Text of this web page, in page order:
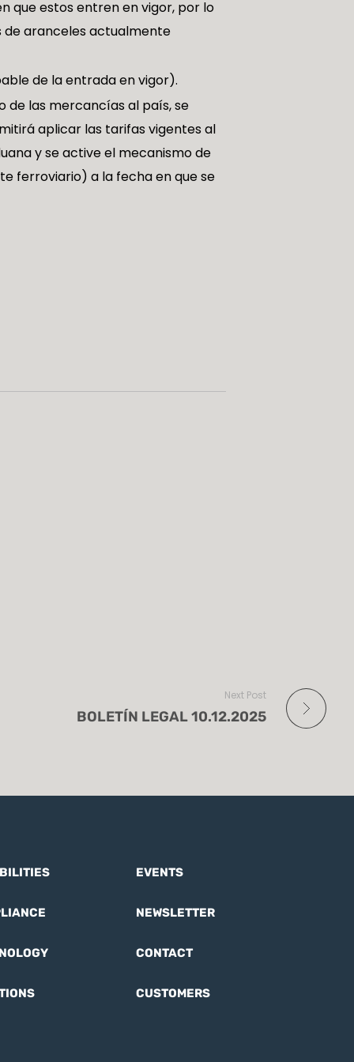
que estos entren en vigor, por lo
de aranceles actualmente
de la entrada en vigor).
de las mercancías al país, se
aplicar las tarifas vigentes al
y se active el mecanismo de
ferroviario) a la fecha en que se
Next Post
BOLETÍN LEGAL 10.12.2025
EVENTS
NEWSLETTER
CONTACT
CUSTOMERS